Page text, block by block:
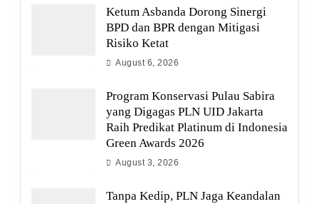
Ketum Asbanda Dorong Sinergi
BPD dan BPR dengan Mitigasi
Risiko Ketat
August 6, 2026
Program Konservasi Pulau Sabira
yang Digagas PLN UID Jakarta
Raih Predikat Platinum di Indonesia
Green Awards 2026
August 3, 2026
Tanpa Kedip, PLN Jaga Keandalan